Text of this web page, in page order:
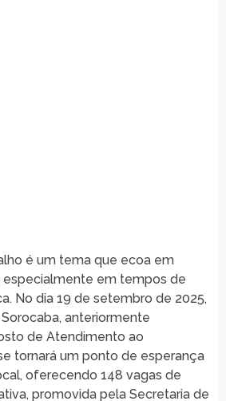
é um tema que ecoa em
especialmente em tempos de
No dia 19 de setembro de 2025,
anteriormente
de Atendimento ao
tornará um ponto de esperança
oferecendo 148 vagas de
promovida pela Secretaria de